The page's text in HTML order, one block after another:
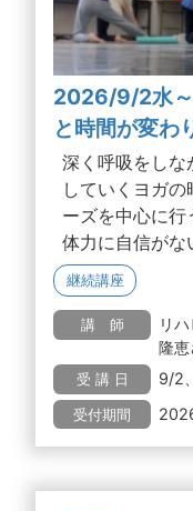
2026/9/2水
と時間が変わ
深く呼吸をしな
していくヨガ
ーズを中心に
体力に自信がな
継続講座
講 師
リ
隆
受 講 日 9/2
受付期間